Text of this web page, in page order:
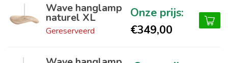
Wave hanglamp
naturel XL
Gereserveerd €349,00